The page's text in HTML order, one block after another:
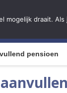
pensioen
draait.